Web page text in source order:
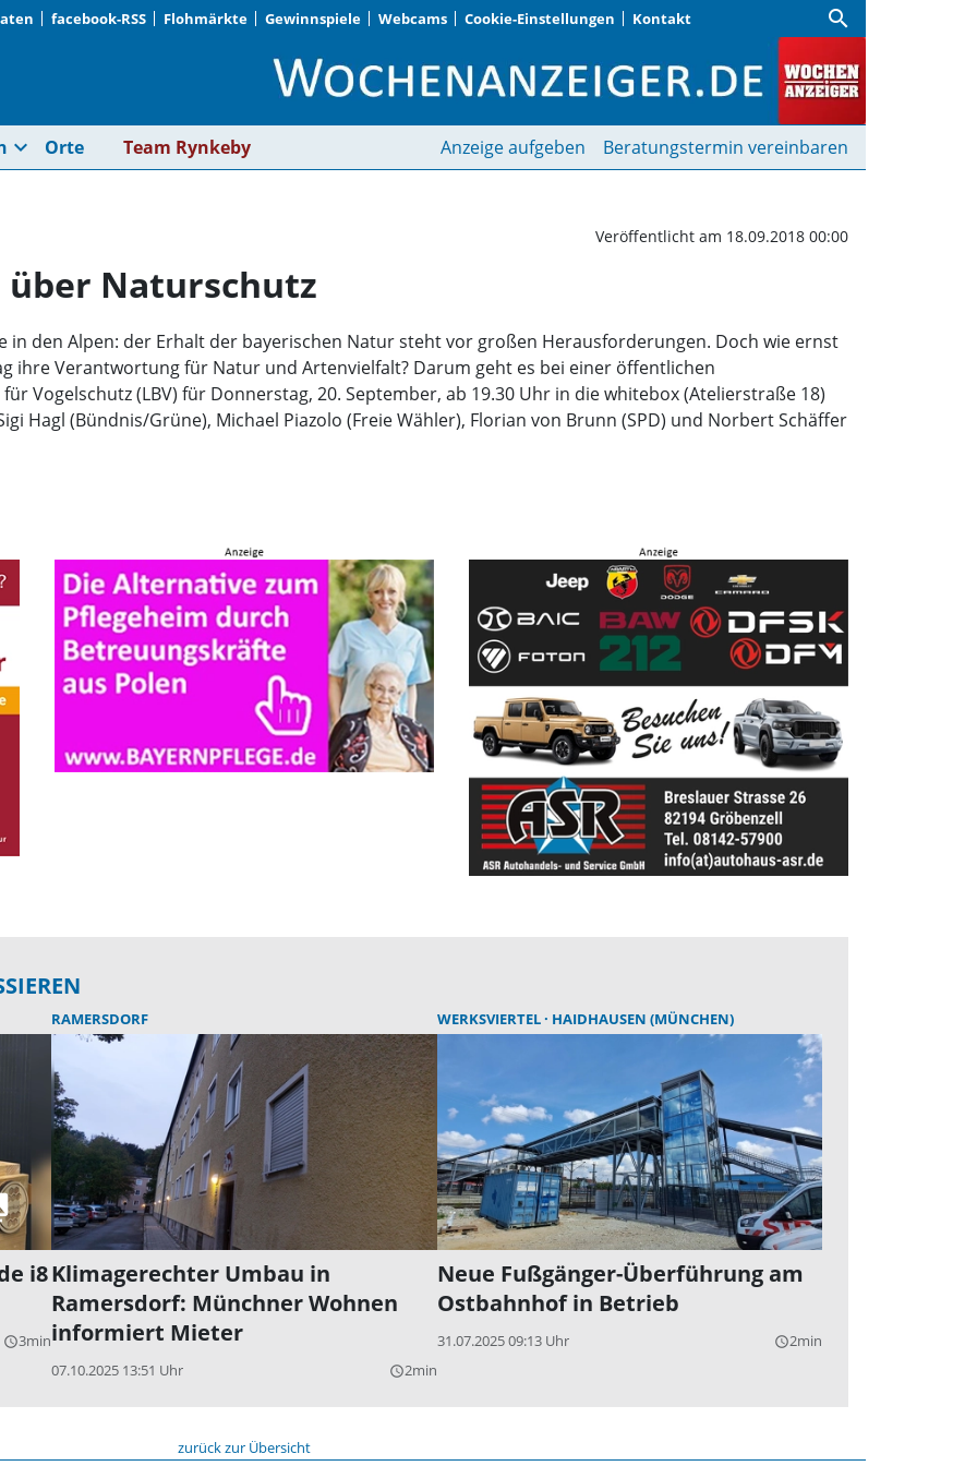
facebook-RSS Flohmärkte Gewinnspiele Webcams Cookie-Einstellungen Kontakt search
Politiker diskutieren über Naturschutz |
expand_more Orte Team Rynkeby Anzeige aufgeben Beratungstermin vereinbaren
Veröffentlicht am 18.09.2018 00:00
Naturschutz
in den Alpen: der Erhalt der bayerischen Natur steht vor großen Herausforderungen. Doch wie ernst
ihre Verantwortung für Natur und Artenvielfalt? Darum geht es bei einer öffentlichen
Vogelschutz (LBV) für Donnerstag, 20. September, ab 19.30 Uhr in die whitebox (Atelierstraße 18)
Hagl (Bündnis/Grüne), Michael Piazolo (Freie Wähler), Florian von Brunn (SPD) und Norbert Schäffer
i8
query_builder3min
RAMERSDORF
Klimagerechter Umbau in
Ramersdorf: Münchner Wohnen
informiert Mieter
07.10.2025 13:51 Uhr query_builder2min
WERKSVIERTEL HAIDHAUSEN (MÜNCHEN)
Neue Fußgänger-Überführung am
Ostbahnhof in Betrieb
31.07.2025 09:13 Uhr query_builder2min
zurück zur Übersicht